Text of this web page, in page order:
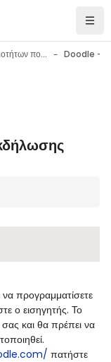
Ακαδημία ψηφιακών δεξιοτήτων πολιτών
προγραμματίσετε
ο εισηγητής. Το
και θα πρέπει να
πατήστε